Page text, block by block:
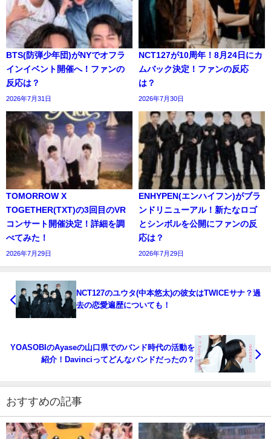
BTS(防弾少年団)がNYでオフラ
インイベント開催へ！ファンの
反応は？
2026年7月31日
NCT127が10周年！8月24日にカ
ムバック決定！ファンの反応
は？
2026年7月30日
TOMORROW X
TOGETHER(TXT)の3回目のVR
コンサート開催決定！詳細を調
べてみた！
2026年7月29日
ENHYPEN(エンハイフン)がブラ
ンドリニューアル！新たなロゴ
とシンボルを公開にファンの反
応は？
2026年7月29日
NCT127のユウタ(中本悠太)の彼女はTWICEサナ？過
去の恋愛遍歴についても！
YOASOBIのAyaseの山口県でのバンド時代の活動を
紹介！Davinciってどんなバンドだったの？
おすすめの記事